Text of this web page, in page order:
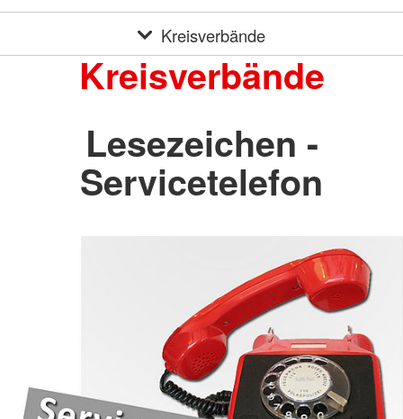
Kreisverbände
Kreisverbände
Lesezeichen -
Servicetelefon